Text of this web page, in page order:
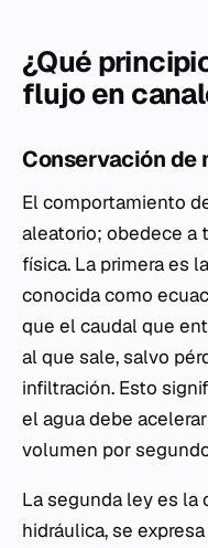
¿Qué
flujo en
Conservación de
El comportamiento
aleatorio; obedece a
física. La primera es
conocida como
que el caudal que
al que sale, salvo
infiltración. Esto
el agua debe
volumen por
La segunda ley es la
hidráulica, se